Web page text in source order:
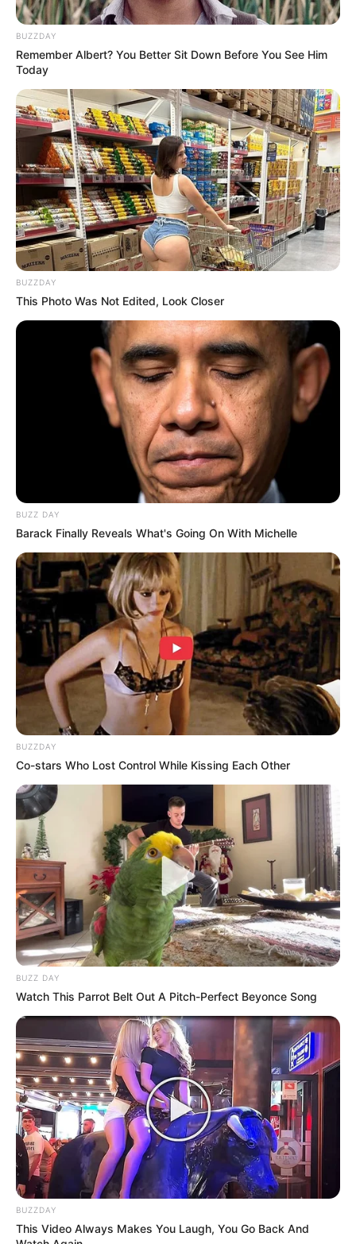
torretas encendidas a todo lo que dan. Los
agentes policiacos, fuertemente armados,
procedieron de inmediato a colocar las famosas
cintas amarillas de “Prohibido el paso” para
acordonar la zona obscura y resguardar la
escena.
“Todo pasó en un abrir y cerrar de
ojos, la confirmación de este
terrible suceso por parte de las
autoridades locales nos cayó como
un auténtico balde de agua fría y
nos congeló la sangre a todos los
vecinos del sector. Ver llegar a las
unidades de investigación
criminalística de la fiscalía general
a toda velocidad te deja con una
BUZZDAY
Remember Albert? You Better Sit Down Before You See Him
Today
BUZZDAY
This Photo Was Not Edited, Look Closer
BUZZ DAY
Barack Finally Reveals What's Going On With Michelle
BUZZDAY
Co-stars Who Lost Control While Kissing Each Other
BUZZ DAY
Watch This Parrot Belt Out A Pitch-Perfect Beyonce Song
BUZZDAY
This Video Always Makes You Laugh, You Go Back And